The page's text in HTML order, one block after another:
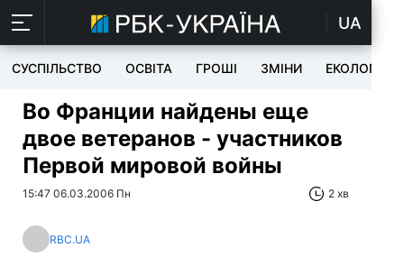
UA
СУСПІЛЬСТВО ОСВІТА ГРОШІ ЗМІНИ ЕКОЛОГІЯ
Во Франции найдены еще
двое ветеранов - участников
Первой мировой войны
15:47 06.03.2006 Пн 2 хв
RBC.UA